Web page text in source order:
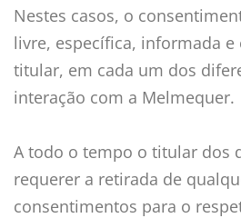
Nestes casos, o
livre, específica, informada
titular, em cada um dos
interação com a Melmequer.
A todo o tempo o titular dos
requerer a retirada de
consentimentos para o